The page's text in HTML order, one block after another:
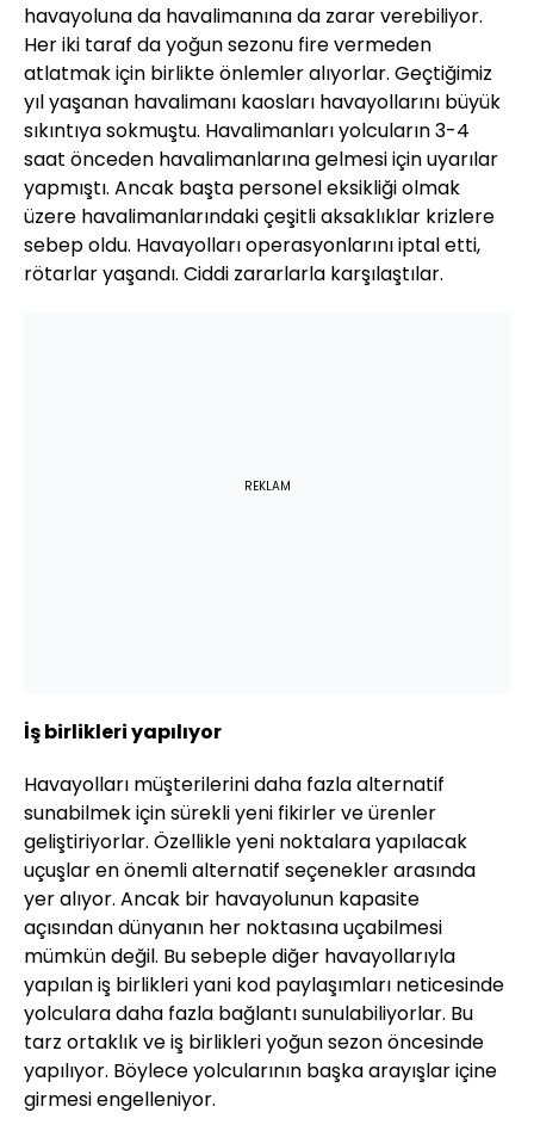
havayoluna da havalimanına da zarar verebiliyor.
Her iki taraf da yoğun sezonu fire vermeden
atlatmak için birlikte önlemler alıyorlar. Geçtiğimiz
yıl yaşanan havalimanı kaosları havayollarını büyük
sıkıntıya sokmuştu. Havalimanları yolcuların 3-4
saat önceden havalimanlarına gelmesi için uyarılar
yapmıştı. Ancak başta personel eksikliği olmak
üzere havalimanlarındaki çeşitli aksaklıklar krizlere
sebep oldu. Havayolları operasyonlarını iptal etti,
rötarlar yaşandı. Ciddi zararlarla karşılaştılar.
REKLAM
İş birlikleri yapılıyor
Havayolları müşterilerini daha fazla alternatif
sunabilmek için sürekli yeni fikirler ve ürenler
geliştiriyorlar. Özellikle yeni noktalara yapılacak
uçuşlar en önemli alternatif seçenekler arasında
yer alıyor. Ancak bir havayolunun kapasite
açısından dünyanın her noktasına uçabilmesi
mümkün değil. Bu sebeple diğer havayollarıyla
yapılan iş birlikleri yani kod paylaşımları neticesinde
yolculara daha fazla bağlantı sunulabiliyorlar. Bu
tarz ortaklık ve iş birlikleri yoğun sezon öncesinde
yapılıyor. Böylece yolcularının başka arayışlar içine
girmesi engelleniyor.